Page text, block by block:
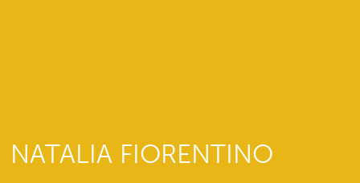
NATALIA FIORENTINO